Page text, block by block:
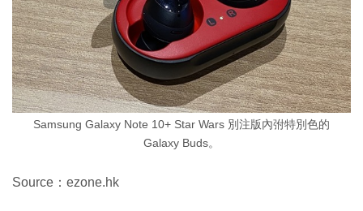
Samsung Galaxy Note 10+ Star Wars 別注版內弣特別色的
Galaxy Buds。
Source：ezone.hk